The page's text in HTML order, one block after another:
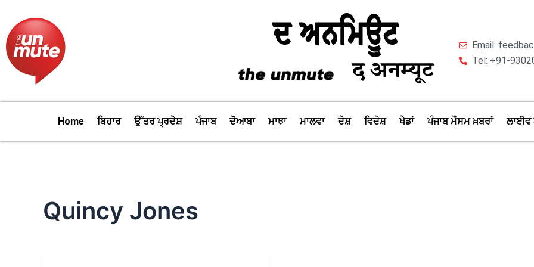
content
Email:
Tel: +91-
Home ਬਿਹਾਰ ਉੱਤਰ ਪ੍ਰਦੇਸ਼ ਪੰਜਾਬ ਦੋਆਬਾ ਮਾਝਾ ਮਾਲਵਾ ਦੇਸ਼ ਵਿਦੇਸ਼ ਖੇਡਾਂ ਪੰਜਾਬ ਮੌਸਮ ਖ਼ਬਰਾਂ ਲਾਈਵ
Quincy Jones